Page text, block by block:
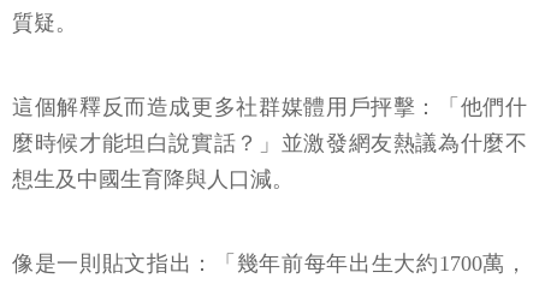
質疑。
這個解釋反而造成更多社群媒體用戶抨擊：「他們什
麼時候才能坦白說實話？」並激發網友熱議為什麼不
想生及中國生育降與人口減。
像是一則貼文指出：「幾年前每年出生大約1700萬，